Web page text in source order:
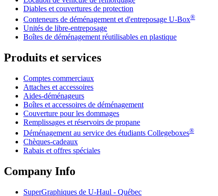
Diables et couvertures de protection
Conteneurs de déménagement et d'entreposage U-Box®
Unités de libre-entreposage
Boîtes de déménagement réutilisables en plastique
Produits et services
Comptes commerciaux
Attaches et accessoires
Aides-déménageurs
Boîtes et accessoires de déménagement
Couverture pour les dommages
Remplissages et réservoirs de propane
Déménagement au service des étudiants Collegeboxes®
Chèques-cadeaux
Rabais et offres spéciales
Company Info
SuperGraphiques de U-Haul - Québec